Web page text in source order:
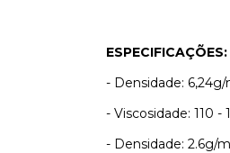
ESPECIFICAÇÕES:
- Densidade: 6,24g/
- Viscosidade: 110 -
- Densidade: 2.6g/